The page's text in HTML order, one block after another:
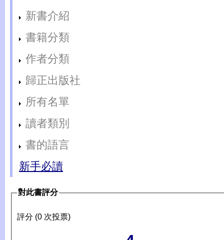
新書介紹
書籍分類
作者分類
歸正出版社
所有名單
讀者類別
書的語言
新手必讀
對此書評分
評分 (0 次投票)